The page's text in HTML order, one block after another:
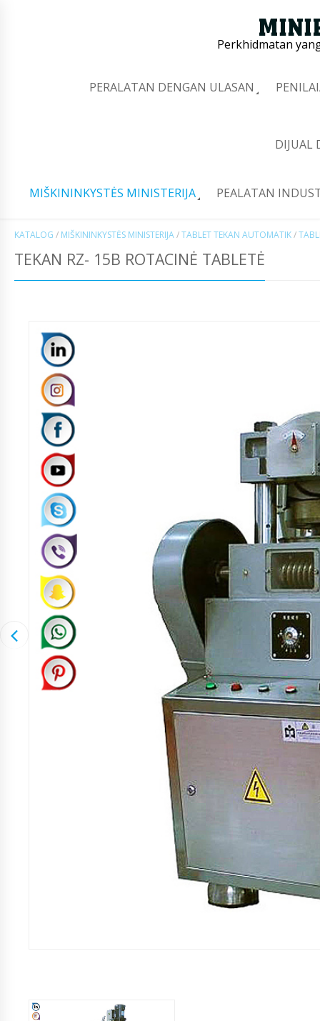
Perkhidmatan
PERALATAN DENGAN ULASAN
DIJUAL
MIŠKININKYSTĖS MINISTERIJA PEALATAN
KATALOG / MIŠKININKYSTĖS MINISTERIJA/TABLET TEKAN AUTOMATIK/
TEKAN RZ- 15B ROTACINĖ TABLETĖ